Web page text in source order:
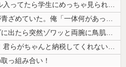
【画像】 まま「なんかプール入ってたら学生にめっちゃ見られたw」
出張から帰ったら、嫁の顔が青ざめていた。俺「一体何があったんだ？」嫁「...
賃貸物件を内覧中、ベランダに出たら突然ゾワッと両腕に鳥肌が出た。「やっ...
【怒報】 国税庁「あのさぁ！君らがちゃんと納税してくれないとこうなっち...
っ組み合い！